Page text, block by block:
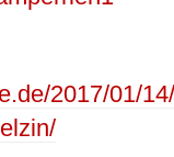
2017/01/